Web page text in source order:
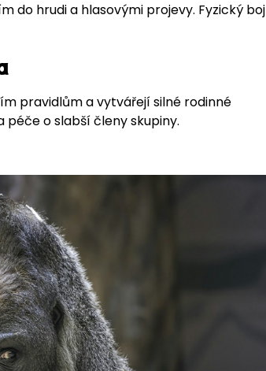
do hrudi a hlasovými projevy. Fyzický boj
pravidlům a vytvářejí silné rodinné
péče o slabší členy skupiny.